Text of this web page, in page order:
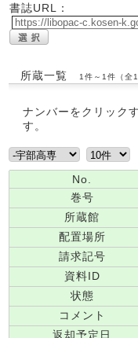
書誌URL：
所蔵一覧 1件～1件（全1
ナンバーをクリック
す。
No.
巻号
所蔵館
配置場所
請求記号
資料ID
状態
コメント
返却予定日